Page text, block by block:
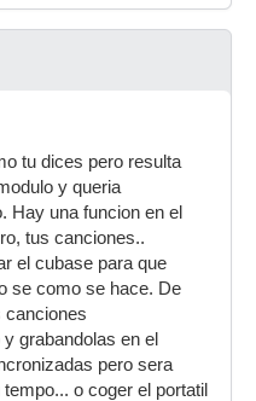
tu dices pero resulta
y queria
Hay una funcion en el
tus canciones..
el cubase para que
se como se hace. De
canciones
grabandolas en el
pero sera
o coger el portatil